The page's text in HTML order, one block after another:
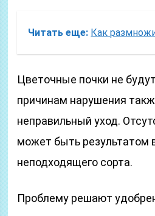
Читать еще: Как
Цветочные почки не
причинам нарушения
неправильный уход.
может быть результатом
неподходящего сорта.
Проблему решают